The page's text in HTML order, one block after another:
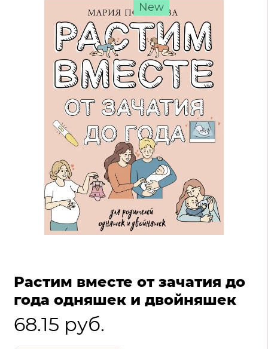
New
Растим вместе от зачатия до
года одняшек и двойняшек
68.15 руб.